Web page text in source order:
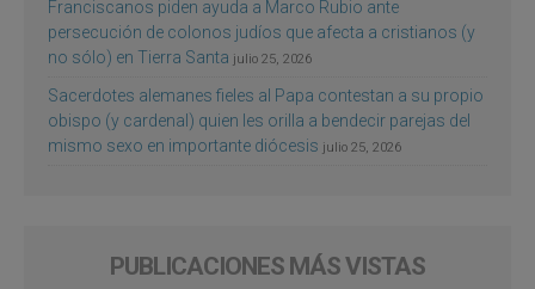
Franciscanos piden ayuda a Marco Rubio ante
persecución de colonos judíos que afecta a cristianos (y
no sólo) en Tierra Santa julio 25, 2026
Sacerdotes alemanes fieles al Papa contestan a su propio
obispo (y cardenal) quien les orilla a bendecir parejas del
mismo sexo en importante diócesis julio 25, 2026
PUBLICACIONES MÁS VISTAS